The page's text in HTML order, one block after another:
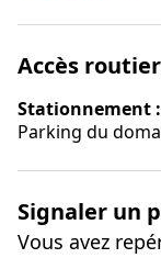
Accès
Stationnement :
Parking du
Signaler un
Vous avez